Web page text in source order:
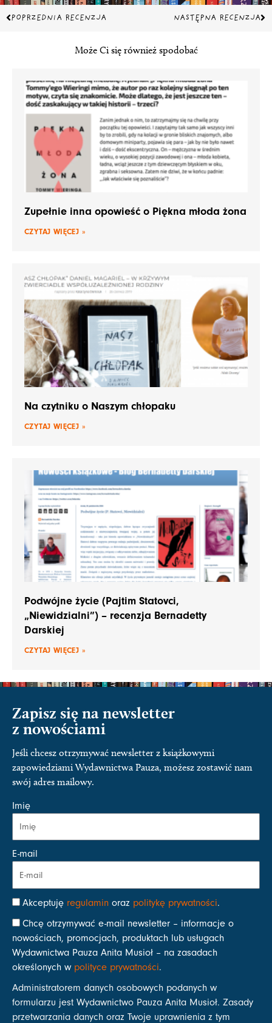
Prev
POPRZEDNIA RECENZJA NASTĘPNA RECENZJA
Może Ci się również spodobać
Zupełnie inna opowieść o Piękna młoda żona
CZYTAJ WIĘCEJ »
Na czytniku o Naszym chłopaku
CZYTAJ WIĘCEJ »
Podwójne życie (Pajtim Statovci,
„Niewidzialni”) – recenzja Bernadetty
Darskiej
CZYTAJ WIĘCEJ »
Zapisz się na newsletter
z nowościami
Jeśli chcesz otrzymywać newsletter z książkowymi
zapowiedziami Wydawnictwa Pauza, możesz zostawić nam
swój adres mailowy.
Imię
E-mail
Akceptuję regulamin oraz politykę prywatności.
Chcę otrzymywać e-mail newsletter – informacje o
nowościach, promocjach, produktach lub usługach
Wydawnictwa Pauza Anita Musioł – na zasadach
określonych w polityce prywatności.
Administratorem danych osobowych podanych w
formularzu jest Wydawnictwo Pauza Anita Musioł. Zasady
przetwarzania danych oraz Twoje uprawnienia z tym